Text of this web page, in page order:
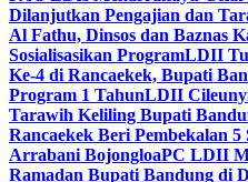
Dilanjutkan Pengajian dan
Al Fathu, Dinsos dan Baznas
Sosialisasikan ProgramLDII
Ke-4 di Rancaekek, Bupati
Program 1 TahunLDII
Tarawih Keliling Bupati
Rancaekek Beri Pembekalan
Arrabani BojongloaPC LDII
Ramadan Bupati Bandung di